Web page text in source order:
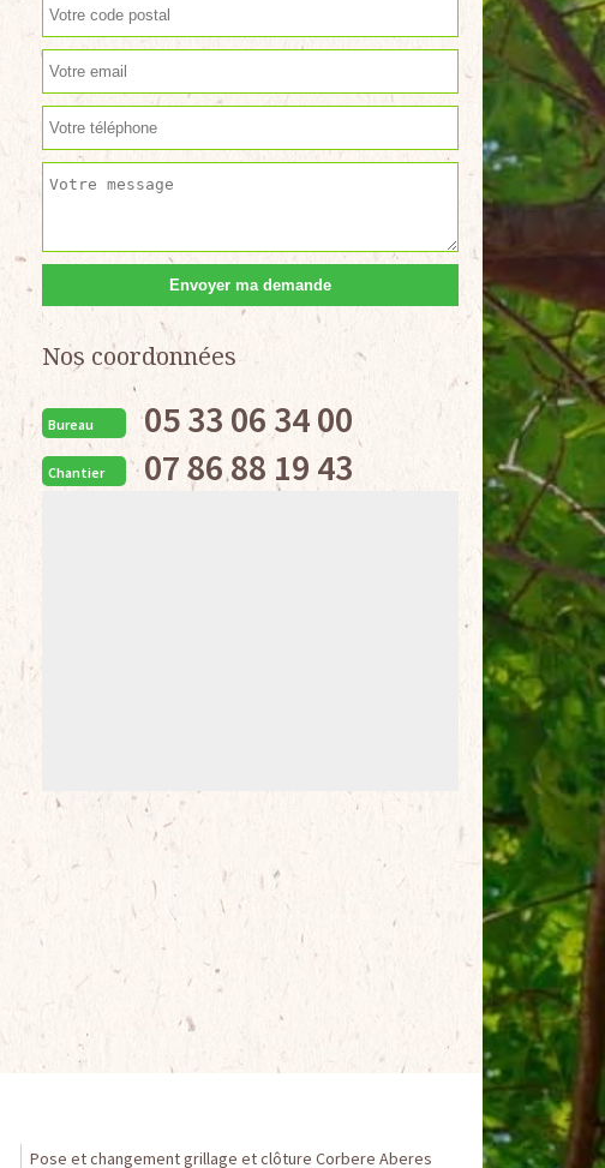
Nos coordonnées
Bureau 05 33 06 34 00
Chantier 07 86 88 19 43
Pose et changement grillage et clôture Corbere Aberes